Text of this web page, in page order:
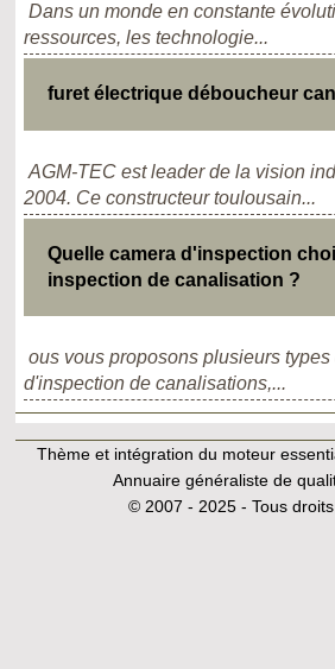
Dans un monde en constante
ressources, les technologie...
furet électrique déboucheur
AGM-TEC est leader de la vision
2004. Ce constructeur toulousain...
Quelle camera d'inspection
inspection de canalisation ?
ous vous proposons plusieurs
d'inspection de canalisations,...
Thème et intégration du moteur
Annuaire généraliste de
© 2007 - 2025 - Tous